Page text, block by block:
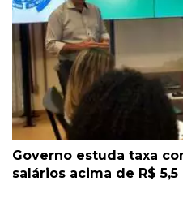
Governo estuda taxa
salários acima de R$ 5,5